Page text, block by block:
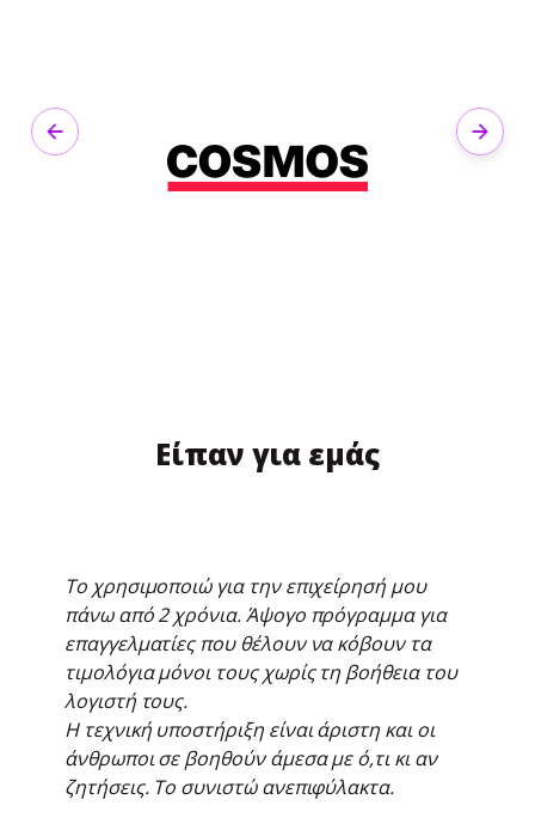
Previous Next
Είπαν για εμάς
Το χρησιμοποιώ για την επιχείρησή μου
πάνω από 2 χρόνια. Άψογο πρόγραμμα για
επαγγελματίες που θέλουν να κόβουν τα
τιμολόγια μόνοι τους χωρίς τη βοήθεια του
λογιστή τους.
Η τεχνική υποστήριξη είναι άριστη και οι
άνθρωποι σε βοηθούν άμεσα με ό,τι κι αν
ζητήσεις. Το συνιστώ ανεπιφύλακτα.